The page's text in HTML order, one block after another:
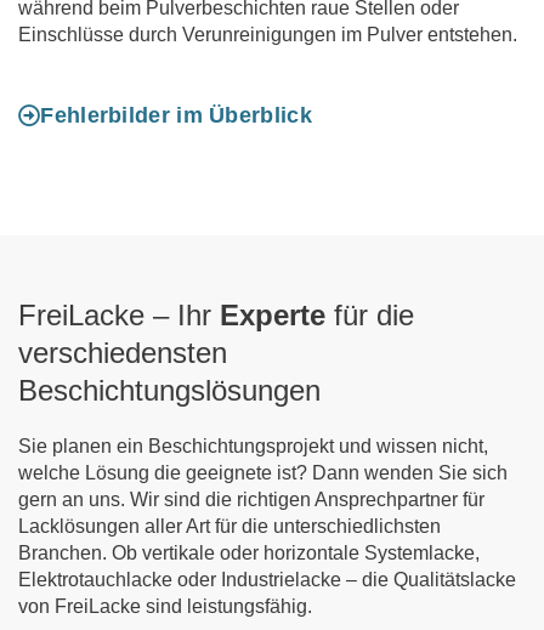
während beim Pulverbeschichten raue Stellen oder
Einschlüsse durch Verunreinigungen im Pulver entstehen.
Fehlerbilder im Überblick
FreiLacke – Ihr Experte für die
verschiedensten
Beschichtungslösungen
Sie planen ein Beschichtungsprojekt und wissen nicht,
welche Lösung die geeignete ist? Dann wenden Sie sich
gern an uns. Wir sind die richtigen Ansprechpartner für
Lacklösungen aller Art für die unterschiedlichsten
Branchen. Ob vertikale oder horizontale Systemlacke,
Elektrotauchlacke oder Industrielacke – die Qualitätslacke
von FreiLacke sind leistungsfähig.